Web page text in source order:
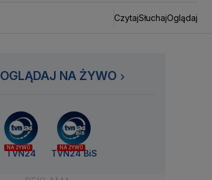
CzytajSłuchajOglądaj
OGLĄDAJ NA ŻYWO
NA ŻYWO
TVN24
NA ŻYWO
TVN24 BiS